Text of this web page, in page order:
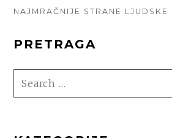
NAJMRAČNIJE STRANE LJUDSKE
PRETRAGA
SEARCH
FOR: